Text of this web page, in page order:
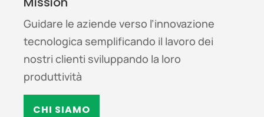
Guidare le aziende verso l’innovazione
tecnologica semplificando il lavoro dei
nostri clienti sviluppando la loro
produttività
CHI SIAMO